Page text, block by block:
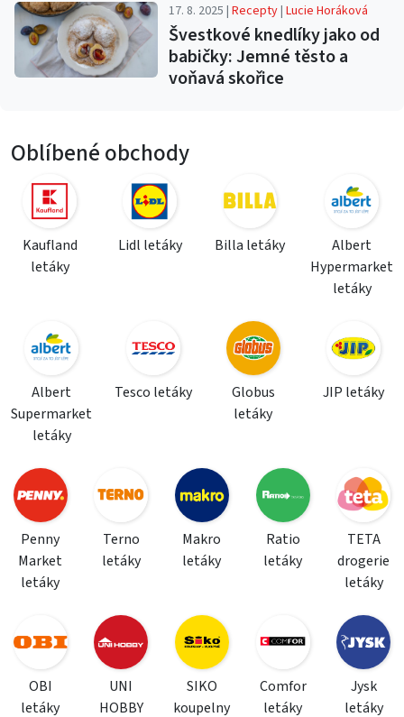
17. 8. 2025 |Recepty|Lucie Horáková
Švestkové knedlíky jako od
babičky: Jemné těsto a
voňavá skořice
Oblíbené obchody
Kaufland
letáky
Lidl letáky Billa letáky
Albert
Hypermarket
letáky
Albert
Supermarket
letáky
Tesco letáky
Globus
letáky
JIP letáky
Penny
Market
letáky
Terno
letáky
Makro
letáky
Ratio
letáky
TETA
drogerie
letáky
OBI
letáky
UNI
HOBBY
SIKO
koupelny
Comfor
letáky
Jysk
letáky